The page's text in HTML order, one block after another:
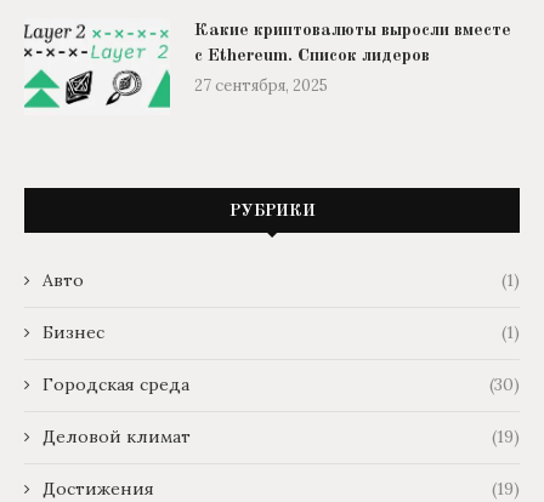
Какие криптовалюты выросли вместе
с Ethereum. Список лидеров
27 сентября, 2025
РУБРИКИ
Авто (1)
Бизнес (1)
Городская среда (30)
Деловой климат (19)
Достижения (19)